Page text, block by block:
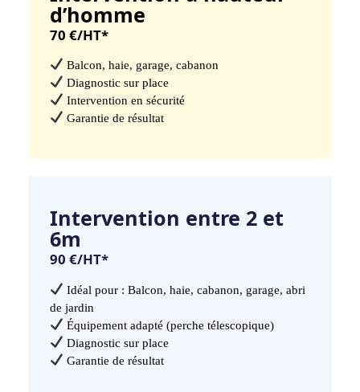
d’homme
70 €/HT*
Balcon, haie, garage, cabanon
Diagnostic sur place
Intervention en sécurité
Garantie de résultat
Intervention entre 2 et
6m
90 €/HT*
Idéal pour : Balcon, haie, cabanon, garage, abri
de jardin
Équipement adapté (perche télescopique)
Diagnostic sur place
Garantie de résultat